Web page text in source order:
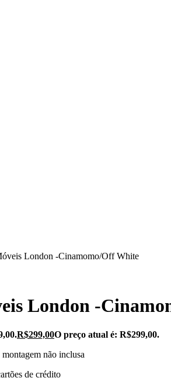
London -Cinamomo/Off White
London -
R$299,00O preço atual é: R$299,00.
não inclusa
de crédito